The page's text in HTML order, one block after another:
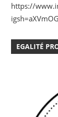
https://
EGALITÉ